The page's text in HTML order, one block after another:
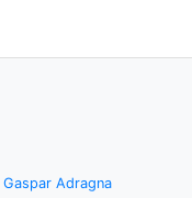
Gaspar Adragna